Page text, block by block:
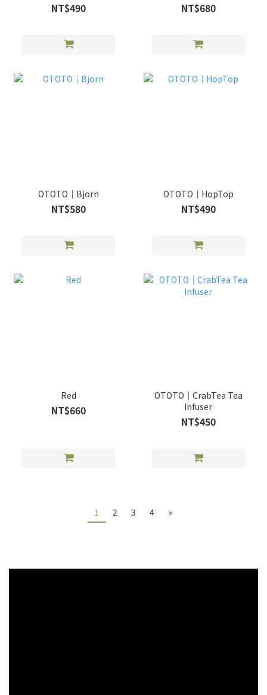
NT$490 NT$680
OTOTO｜Bjorn
NT$580
OTOTO｜HopTop
NT$490
Red
NT$660
OTOTO｜CrabTea Tea
Infuser
NT$450
1 2 3 4 »